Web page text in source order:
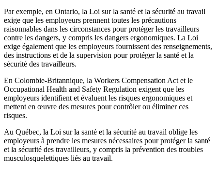
Par exemple, en Ontario, la Loi sur la santé et la sécurité au travail
exige que les employeurs prennent toutes les précautions
raisonnables dans les circonstances pour protéger les travailleurs
contre les dangers, y compris les dangers ergonomiques. La Loi
exige également que les employeurs fournissent des renseignements,
des instructions et de la supervision pour protéger la santé et la
sécurité des travailleurs.
En Colombie-Britannique, la Workers Compensation Act et le
Occupational Health and Safety Regulation exigent que les
employeurs identifient et évaluent les risques ergonomiques et
mettent en œuvre des mesures pour contrôler ou éliminer ces
risques.
Au Québec, la Loi sur la santé et la sécurité au travail oblige les
employeurs à prendre les mesures nécessaires pour protéger la santé
et la sécurité des travailleurs, y compris la prévention des troubles
musculosquelettiques liés au travail.